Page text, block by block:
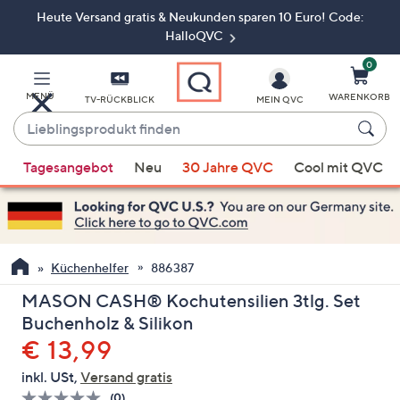
ZumHeute Versand gratis & Neukunden sparen 10 Euro! Code:
HalloQVC
MENÜ TV-RÜCKBLICK
Lieblingsprodukt
finden
Vorschläge
verfügbar
sind,
verwenden
Sie
die
Pfeiltasten
nach
oben
und
nach
MEIN QVC
0
WARENKORB
Tagesangebot Neu 30 Jahre QVC Cool mit QVC
Küchenhelfer 886387
MASON CASH® Kochutensilien 3tlg. Set
Buchenholz & Silikon
Gelöscht
€ 13,99
inkl. USt, Versand gratis
(0)